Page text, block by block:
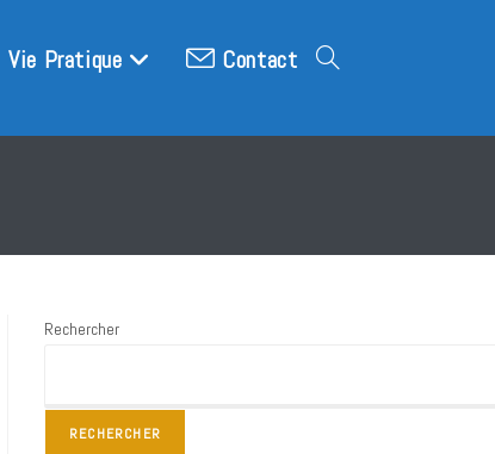
Vie Pratique Contact Toggle
search
Rechercher
RECHERCHER